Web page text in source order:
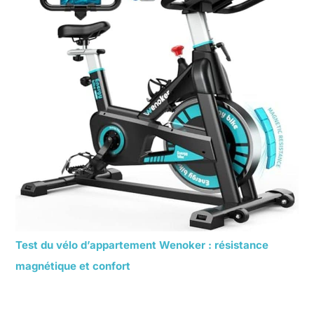
Test du vélo d’appartement Wenoker : résistance
magnétique et confort